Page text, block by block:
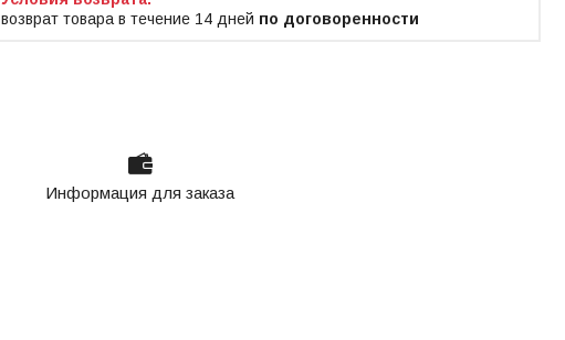
возврат товара в течение 14 дней по договоренности
Информация для заказа